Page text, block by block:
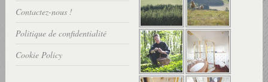
Contactez-nous !
Politique de confidentialité
Cookie Policy